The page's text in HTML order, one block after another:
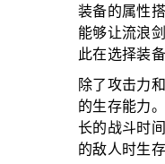
装备的属性
能够让流浪
此在选择装
除了攻击力
的生存能力
长的战斗时
的敌人时生